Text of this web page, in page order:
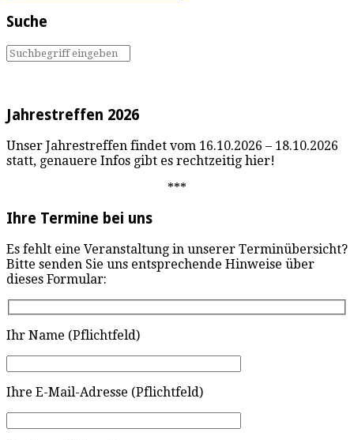
Suche
Jahrestreffen 2026
Unser Jahrestreffen findet vom 16.10.2026 – 18.10.2026
statt, genauere Infos gibt es rechtzeitig hier!
***
Ihre Termine bei uns
Es fehlt eine Veranstaltung in unserer Terminübersicht?
Bitte senden Sie uns entsprechende Hinweise über
dieses Formular:
Ihr Name (Pflichtfeld)
Ihre E-Mail-Adresse (Pflichtfeld)